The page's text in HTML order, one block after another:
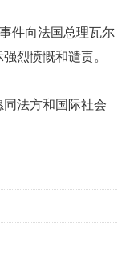
件向法国总理瓦尔
烈愤慨和谴责。
法方和国际社会